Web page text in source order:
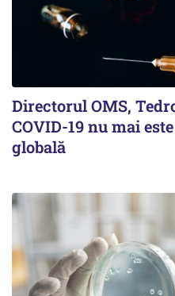
Directorul OMS,
COVID-19 nu mai
globală